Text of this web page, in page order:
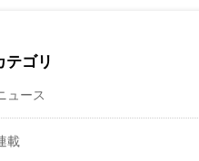
テゴリ
ュース
載